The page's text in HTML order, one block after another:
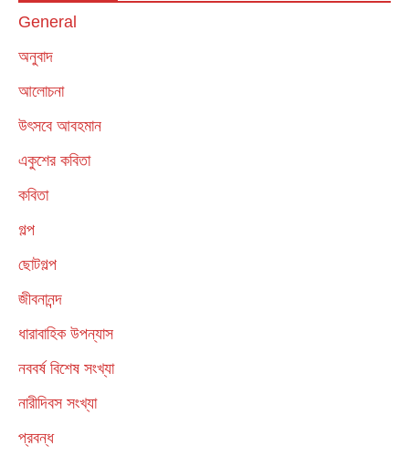
General
অনুবাদ
আলোচনা
উৎসবে আবহমান
একুশের কবিতা
কবিতা
গল্প
ছোটগল্প
জীবনানন্দ
ধারাবাহিক উপন্যাস
নববর্ষ বিশেষ সংখ্যা
নারীদিবস সংখ্যা
প্রবন্ধ